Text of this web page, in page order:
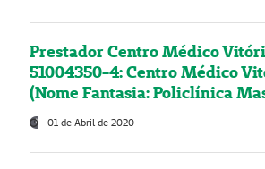
Prestador Centro Médico
51004350-4: Centro Médico
(Nome Fantasia: Policlínica
01 de Abril de 2020